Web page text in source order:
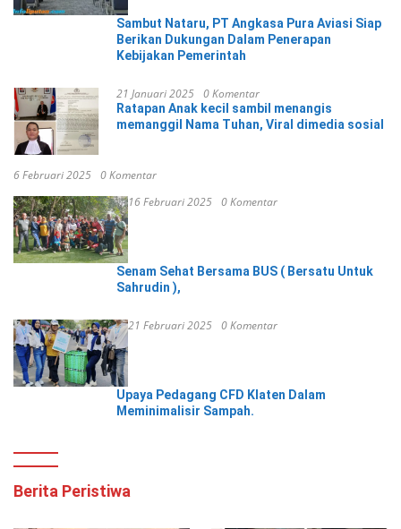
Sambut Nataru, PT Angkasa Pura Aviasi Siap
Berikan Dukungan Dalam Penerapan
Kebijakan Pemerintah
21 Januari 2025 0 Komentar
Ratapan Anak kecil sambil menangis
memanggil Nama Tuhan, Viral dimedia sosial
6 Februari 2025 0 Komentar
16 Februari 2025 0 Komentar
Senam Sehat Bersama BUS ( Bersatu Untuk
Sahrudin ),
21 Februari 2025 0 Komentar
Upaya Pedagang CFD Klaten Dalam
Meminimalisir Sampah.
Berita Peristiwa